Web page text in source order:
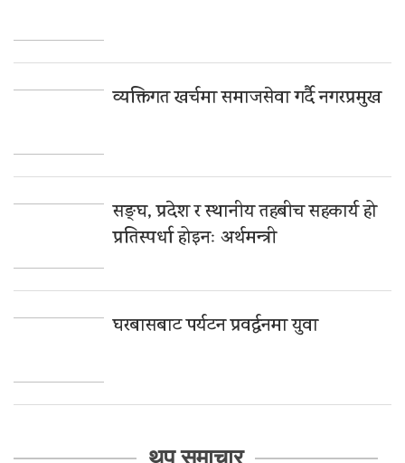
व्यक्तिगत खर्चमा समाजसेवा गर्दै नगरप्रमुख
सङ्घ, प्रदेश र स्थानीय तहबीच सहकार्य हो
प्रतिस्पर्धा होइनः अर्थमन्त्री
घरबासबाट पर्यटन प्रवर्द्धनमा युवा
थप समाचार